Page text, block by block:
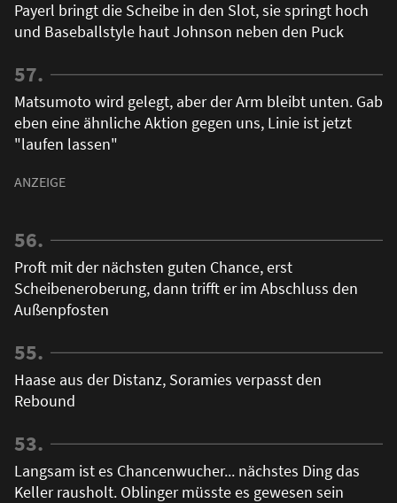
Payerl bringt die Scheibe in den Slot, sie springt hoch
und Baseballstyle haut Johnson neben den Puck
57.
Matsumoto wird gelegt, aber der Arm bleibt unten. Gab
eben eine ähnliche Aktion gegen uns, Linie ist jetzt
"laufen lassen"
56.
Proft mit der nächsten guten Chance, erst
Scheibeneroberung, dann trifft er im Abschluss den
Außenpfosten
55.
Haase aus der Distanz, Soramies verpasst den
Rebound
53.
Langsam ist es Chancenwucher... nächstes Ding das
Keller rausholt. Oblinger müsste es gewesen sein